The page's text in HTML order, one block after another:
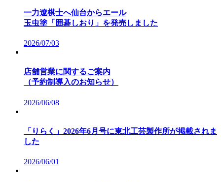
一力遼棋士へ仙台からエール
玉虫塗「囲碁しおり」を発売しました
2026/07/03
店舗営業に関するご案内
（予約制導入のお知らせ）
2026/06/08
「りらく」2026年6月号に東北工芸製作所が掲載されま
した
2026/06/01